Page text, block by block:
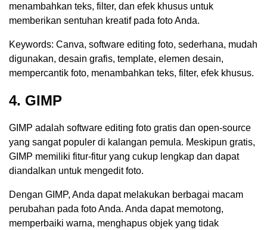
menambahkan teks, filter, dan efek khusus untuk
memberikan sentuhan kreatif pada foto Anda.
Keywords: Canva, software editing foto, sederhana, mudah
digunakan, desain grafis, template, elemen desain,
mempercantik foto, menambahkan teks, filter, efek khusus.
4. GIMP
GIMP adalah software editing foto gratis dan open-source
yang sangat populer di kalangan pemula. Meskipun gratis,
GIMP memiliki fitur-fitur yang cukup lengkap dan dapat
diandalkan untuk mengedit foto.
Dengan GIMP, Anda dapat melakukan berbagai macam
perubahan pada foto Anda. Anda dapat memotong,
memperbaiki warna, menghapus objek yang tidak